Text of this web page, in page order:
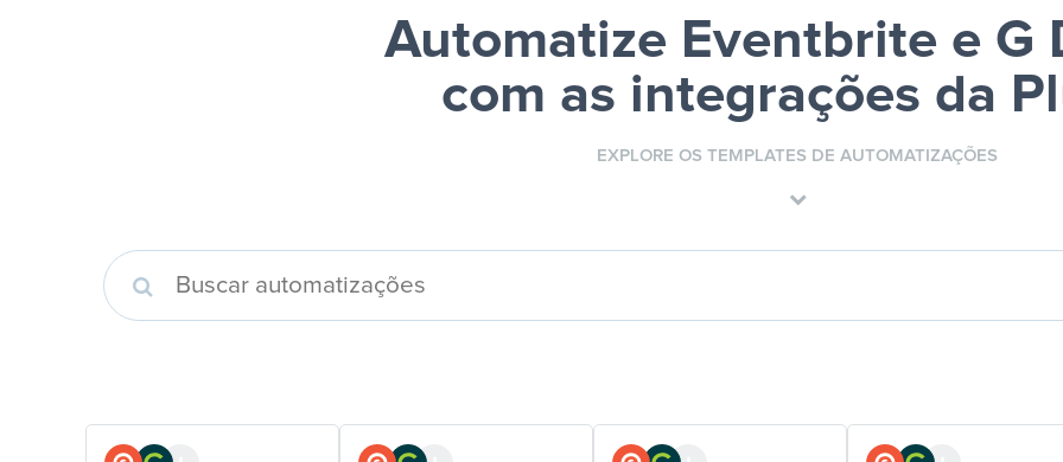
Automatize Eventbrite e G
com as integrações da
EXPLORE OS TEMPLATES DE AUTOMATIZAÇÕES